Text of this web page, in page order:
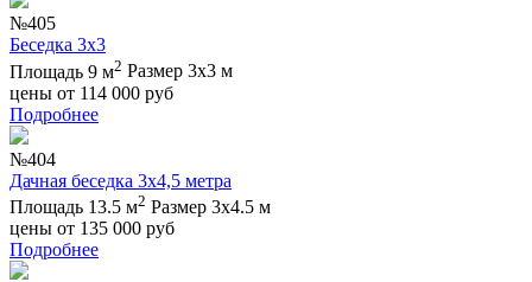
№405
Беседка 3х3
Площадь 9 м2 Размер 3х3 м
цены от 114 000 руб
Подробнее
№404
Дачная беседка 3х4,5 метра
Площадь 13.5 м2 Размер 3х4.5 м
цены от 135 000 руб
Подробнее